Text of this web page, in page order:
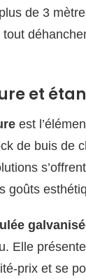
de 3
tout
et
est
de buis de
goûts
Elle
prix et se